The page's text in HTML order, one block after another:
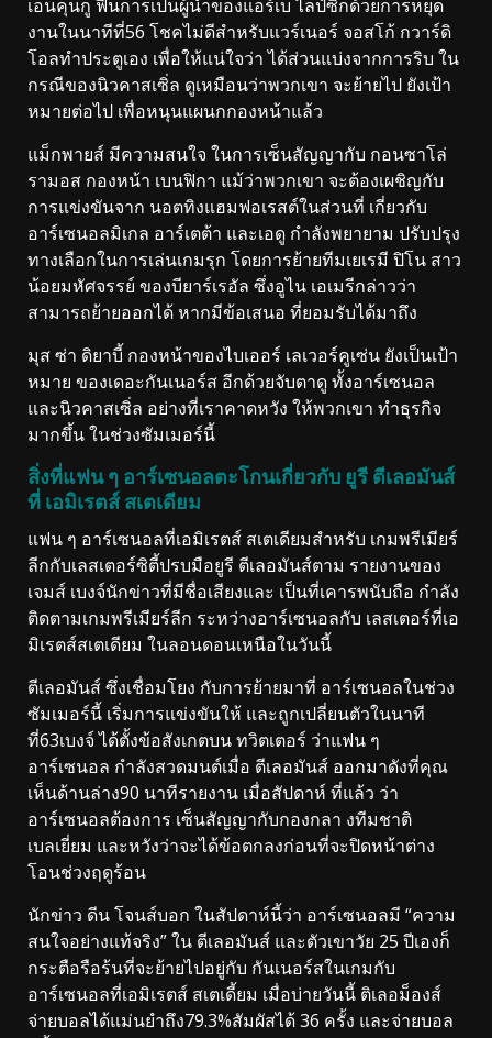
เอ็นคุนกู ฟื้นการเป็นผู้นำของแอร์เบ ไลป์ซิกด้วยการหยุด
งานในนาทีที่56 โชคไม่ดีสำหรับแวร์เนอร์ จอสโก้ กวาร์ดิ
โอลทำประตูเอง เพื่อให้แน่ใจว่า ได้ส่วนแบ่งจากการริบ ใน
กรณีของนิวคาสเซิ่ล ดูเหมือนว่าพวกเขา จะย้ายไป ยังเป้า
หมายต่อไป เพื่อหนุนแผนกกองหน้าแล้ว
แม็กพายส์ มีความสนใจ ในการเซ็นสัญญากับ กอนซาโล่
รามอส กองหน้า เบนฟิกา แม้ว่าพวกเขา จะต้องเผชิญกับ
การแข่งขันจาก นอตทิงแฮมฟอเรสต์ในส่วนที่ เกี่ยวกับ
อาร์เซนอลมิเกล อาร์เตต้า และเอดู กำลังพยายาม ปรับปรุง
ทางเลือกในการเล่นเกมรุก โดยการย้ายทีมเยเรมี ปิโน สาว
น้อยมหัศจรรย์ ของบียาร์เรอัล ซึ่งอูไน เอเมรีกล่าวว่า
สามารถย้ายออกได้ หากมีข้อเสนอ ที่ยอมรับได้มาถึง
มุส ซ่า ดิยาบี้ กองหน้าของไบเออร์ เลเวอร์คูเซ่น ยังเป็นเป้า
หมาย ของเดอะกันเนอร์ส อีกด้วยจับตาดู ทั้งอาร์เซนอล
และนิวคาสเซิ่ล อย่างที่เราคาดหวัง ให้พวกเขา ทำธุรกิจ
มากขึ้น ในช่วงซัมเมอร์นี้
สิ่งที่แฟน ๆ อาร์เซนอลตะโกนเกี่ยวกับ ยูรี ตีเลอมันส์
ที่ เอมิเรตส์ สเตเดียม
แฟน ๆ อาร์เซนอลที่เอมิเรตส์ สเตเดียมสำหรับ เกมพรีเมียร์
ลีกกับเลสเตอร์ซิตี้ปรบมือยูรี ตีเลอมันส์ตาม รายงานของ
เจมส์ เบงจ์นักข่าวที่มีชื่อเสียงและ เป็นที่เคารพนับถือ กำลัง
ติดตามเกมพรีเมียร์ลีก ระหว่างอาร์เซนอลกับ เลสเตอร์ที่เอ
มิเรตส์สเตเดียม ในลอนดอนเหนือในวันนี้
ตีเลอมันส์ ซึ่งเชื่อมโยง กับการย้ายมาที่ อาร์เซนอลในช่วง
ซัมเมอร์นี้ เริ่มการแข่งขันให้ และถูกเปลี่ยนตัวในนาที
ที่63เบงจ์ ได้ตั้งข้อสังเกตบน ทวิตเตอร์ ว่าแฟน ๆ
อาร์เซนอล กำลังสวดมนต์เมื่อ ตีเลอมันส์ ออกมาดังที่คุณ
เห็นด้านล่าง90 นาทีรายงาน เมื่อสัปดาห์ ที่แล้ว ว่า
อาร์เซนอลต้องการ เซ็นสัญญากับกองกลา งทีมชาติ
เบลเยี่ยม และหวังว่าจะได้ข้อตกลงก่อนที่จะปิดหน้าต่าง
โอนช่วงฤดูร้อน
นักข่าว ดีน โจนส์บอก ในสัปดาห์นี้ว่า อาร์เซนอลมี “ความ
สนใจอย่างแท้จริง” ใน ตีเลอมันส์ และตัวเขาวัย 25 ปีเองก็
กระตือรือร้นที่จะย้ายไปอยู่กับ กันเนอร์สในเกมกับ
อาร์เซนอลที่เอมิเรตส์ สเตเดี้ยม เมื่อบ่ายวันนี้ ติเลอม็องส์
จ่ายบอลได้แม่นยำถึง79.3%สัมผัสได้ 36 ครั้ง และจ่ายบอล